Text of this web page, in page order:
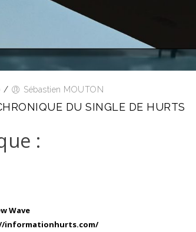
/ Sébastien MOUTON
DU SINGLE DE HURTS
:
Wave
informationhurts.com/